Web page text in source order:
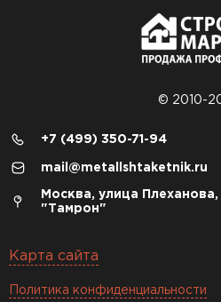
© 2010-
+7 (499) 350-71-94
mail@metallshtaketnik.ru
Москва, улица
"Тамрон"
Карта сайта
Политика конфиденциальности